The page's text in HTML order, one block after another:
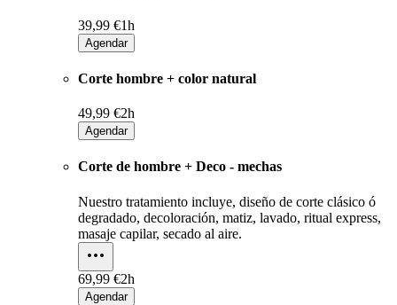
39,99 €1h
Agendar
Corte hombre + color natural
49,99 €2h
Agendar
Corte de hombre + Deco - mechas
Nuestro tratamiento incluye, diseño de corte clásico ó
degradado, decoloración, matiz, lavado, ritual express,
masaje capilar, secado al aire.
69,99 €2h
Agendar